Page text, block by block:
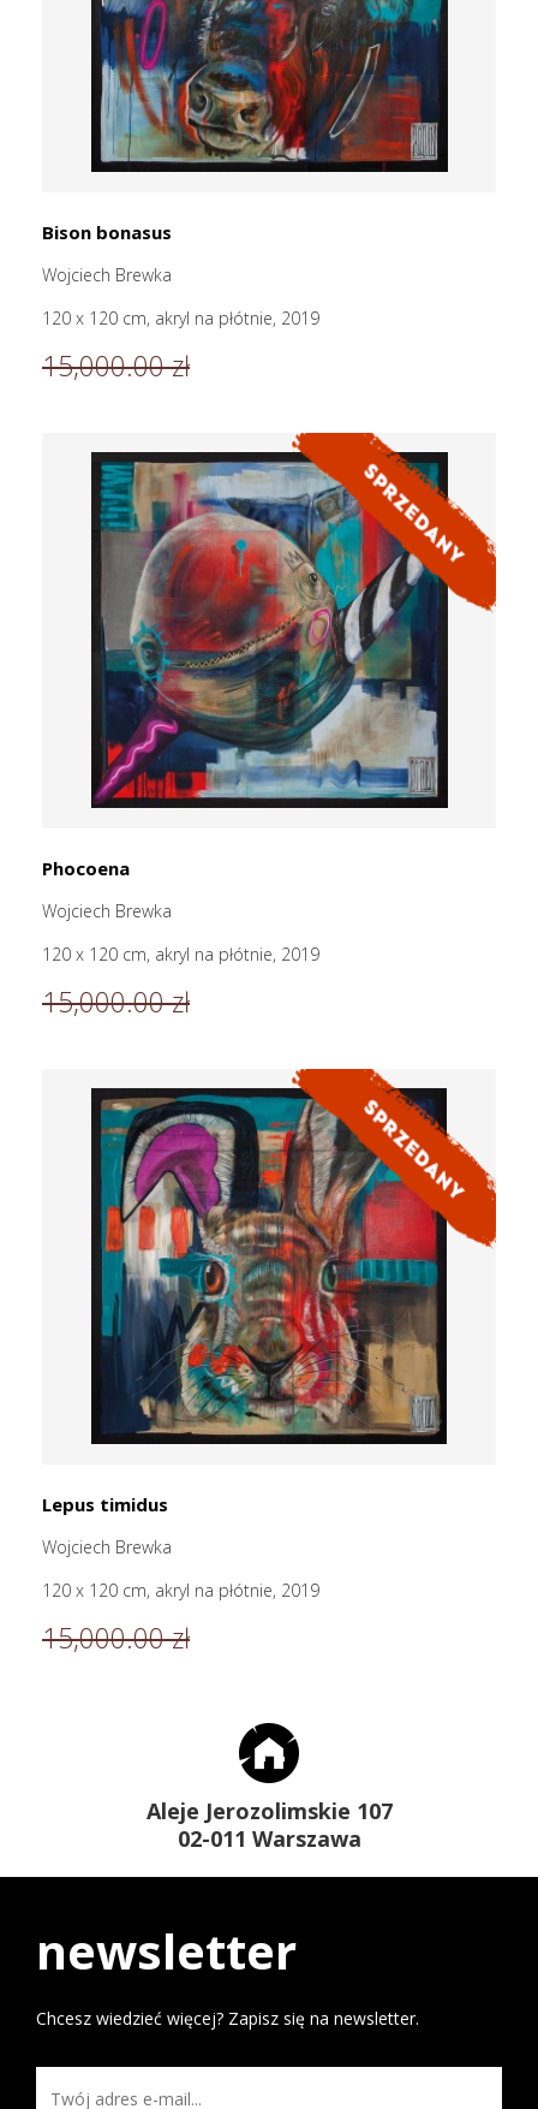
Bison bonasus
Wojciech Brewka
120 x 120 cm, akryl na płótnie, 2019
15,000.00 zł
Phocoena
Wojciech Brewka
120 x 120 cm, akryl na płótnie, 2019
15,000.00 zł
Lepus timidus
Wojciech Brewka
120 x 120 cm, akryl na płótnie, 2019
15,000.00 zł
Aleje Jerozolimskie 107
02-011 Warszawa
newsletter
Chcesz wiedzieć więcej? Zapisz się na newsletter.